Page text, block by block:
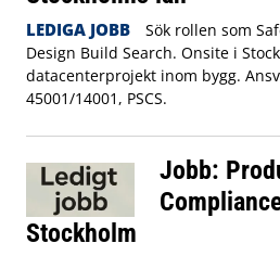
LEDIGA JOBB
Sök rollen som
Design Build Search. Onsite i
datacenterprojekt inom bygg.
45001/14001, PSCS.
Jobb:
Stockholm